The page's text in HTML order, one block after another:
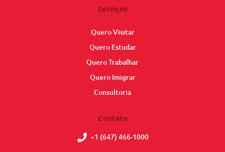
Serviços
Quero Visitar
Quero Estudar
Quero Trabalhar
Quero Imigrar
Consultoria
Contato
+1 (647) 466-1000